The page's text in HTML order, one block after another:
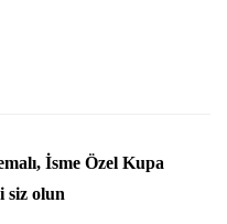
İsme Özel Kupa
siz olun